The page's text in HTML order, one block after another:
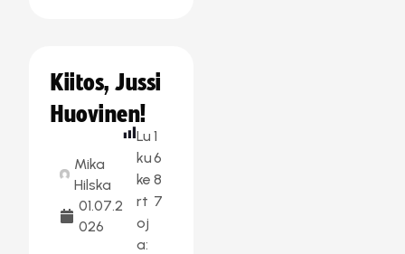
Kiitos, Jussi
Huovinen!
Mika
Hilska
01.07.2
026
Lu
ku
ke
rt
oj
a:
1
6
8
7